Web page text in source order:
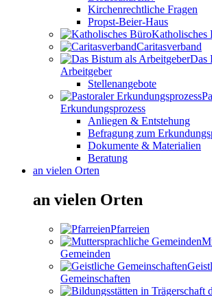
Kirchenrechtliche Fragen
Propst-Beier-Haus
Katholisches
Caritasverband
Das
Arbeitgeber
Stellenangebote
Erkundungsprozess
Anliegen & Entstehung
Befragung zum
Dokumente & Materialien
Beratung
an vielen Orten
an vielen Orten
Pfarreien
Gemeinden
Gemeinschaften